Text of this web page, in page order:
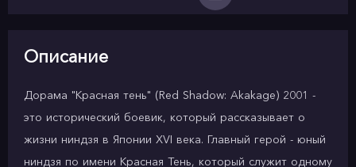
Описание
Дорама "Красная тень" (Red Shadow: Akakage) 2001 -
это исторический боевик, который рассказывает о
жизни ниндзя в Японии XVI века. Главный герой - юный
ниндзя по имени Красная Тень, который служит одному